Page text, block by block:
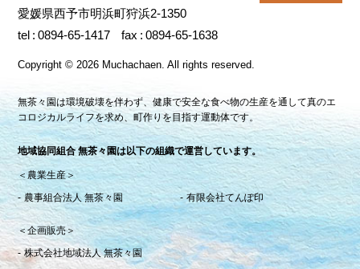
愛媛県西予市明浜町狩浜2-1350
tel
0894-65-1417 fax 0894-65-1638
Copyright© 2026 Muchachaen.All rights reserved.
無茶々園は環境破壊を伴わず、健康で安全な食べ物の生産を通して真のエ
コロジカルライフを求め、町作りを目指す運動体です。
地域協同組合 無茶々園は以下の組織で運営しています。
＜農業生産＞
農事組合法人 無茶々園
有限会社てんぽ印
＜企画販売＞
株式会社地域法人 無茶々園